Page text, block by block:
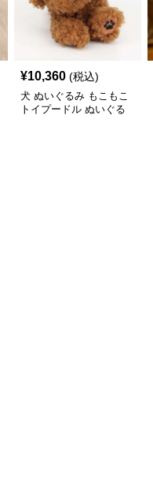
¥10,360 (税込)
犬 ぬいぐるみ もこもこ
トイプードル ぬいぐる